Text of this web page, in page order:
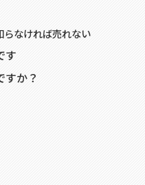
らなければ売れない
す
か？